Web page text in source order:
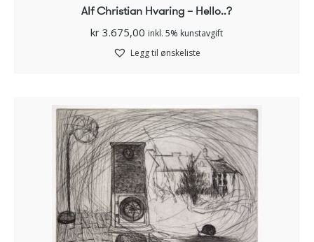
Alf Christian Hvaring – Hello..?
kr 3.675,00 inkl. 5% kunstavgift
Legg til ønskeliste